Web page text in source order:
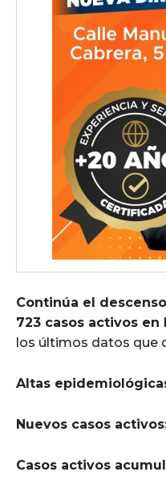
Continúa el
723 casos activos en
los últimos datos que
Altas
Nuevos casos
Casos activos